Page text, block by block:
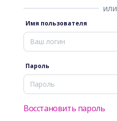
или
Имя пользователя
Пароль
Восстановить пароль